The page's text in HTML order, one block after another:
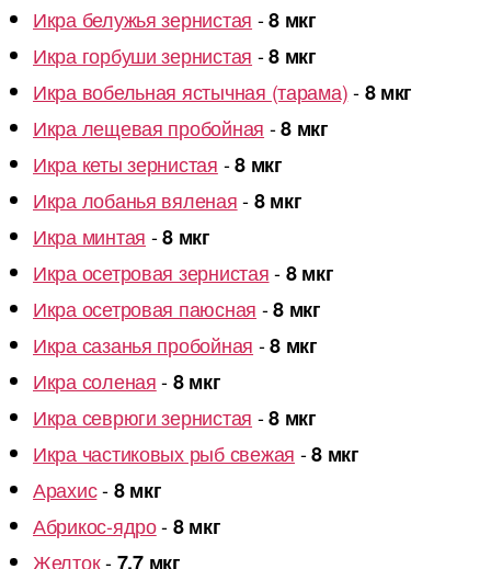
Икра белужья зернистая -8 мкг
Икра горбуши зернистая -8 мкг
Икра вобельная ястычная (тарама)-8 мкг
Икра лещевая пробойная -8 мкг
Икра кеты зернистая -8 мкг
Икра лобанья вяленая-8 мкг
Икра минтая -8 мкг
Икра осетровая зернистая-8 мкг
Икра осетровая паюсная -8 мкг
Икра сазанья пробойная -8 мкг
Икра соленая-8 мкг
Икра севрюги зернистая -8 мкг
Икра частиковых рыб свежая -8 мкг
Арахис-8 мкг
Абрикос-ядро-8 мкг
Желток-7.7 мкг